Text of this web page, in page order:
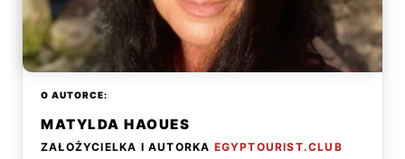
O AUTORCE:
MATYLDA HAOUES
ZAŁOŻYCIELKA I AUTORKA EGYPTOURIST.CLUB